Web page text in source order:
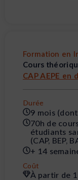
Formation en
Cours
CAP AEPE en
Durée
9 mois
70h de
étudiants
(CAP, BEP,
+ 14
Coût
À partir de